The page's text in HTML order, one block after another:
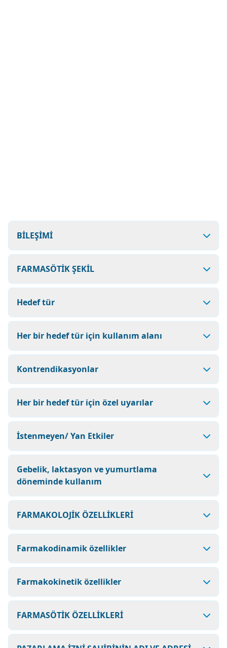
BİLEŞİMİ
FARMASÖTİK ŞEKİL
Hedef tür
Her bir hedef tür için kullanım alanı
Kontrendikasyonlar
Her bir hedef tür için özel uyarılar
İstenmeyen/ Yan Etkiler
Gebelik, laktasyon ve yumurtlama
döneminde kullanım
FARMAKOLOJİK ÖZELLİKLERİ
Farmakodinamik özellikler
Farmakokinetik özellikler
FARMASÖTİK ÖZELLİKLERİ